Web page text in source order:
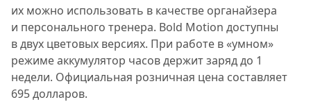
их можно использовать в качестве органайзера
и персонального тренера. Bold Motion доступны
в двух цветовых версиях. При работе в «умном»
режиме аккумулятор часов держит заряд до 1
недели. Официальная розничная цена составляет
695 долларов.